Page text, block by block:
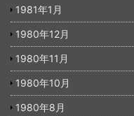
1981年1月
1980年12月
1980年11月
1980年10月
1980年8月